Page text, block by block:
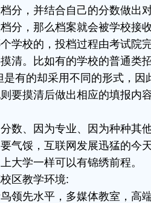
分，并结合自己的分数做出
分，那么档案就会被学校接
学校的，投档过程由考试院
清。比如有的学校的普通类
是有的却采用不同的形式，因
要摸清后做出相应的填报内
数、因为专业、因为种种其
气馁，互联网发展迅猛的今
大学一样可以有锦绣前程。
区教学环境:
领先水平，多媒体教室，高